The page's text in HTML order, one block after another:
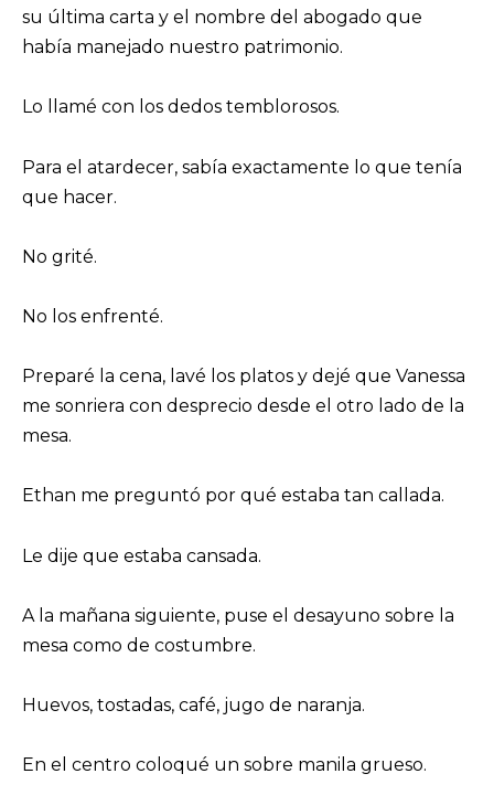
su última carta y el nombre del abogado que
había manejado nuestro patrimonio.
Lo llamé con los dedos temblorosos.
Para el atardecer, sabía exactamente lo que tenía
que hacer.
No grité.
No los enfrenté.
Preparé la cena, lavé los platos y dejé que Vanessa
me sonriera con desprecio desde el otro lado de la
mesa.
Ethan me preguntó por qué estaba tan callada.
Le dije que estaba cansada.
A la mañana siguiente, puse el desayuno sobre la
mesa como de costumbre.
Huevos, tostadas, café, jugo de naranja.
En el centro coloqué un sobre manila grueso.